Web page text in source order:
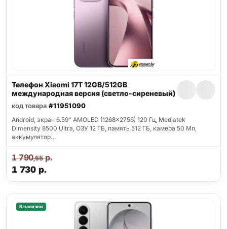
Телефон Xiaomi 17T 12GB/512GB
международная версия (светло-сиреневый)
код товара #11951090
Android, экран 6.59" AMOLED (1268x2756) 120 Гц, Mediatek
Dimensity 8500 Ultra, ОЗУ 12 ГБ, память 512 ГБ, камера 50 Мп,
аккумулятор…
1 730 р.
1 790,55р.
В наличии